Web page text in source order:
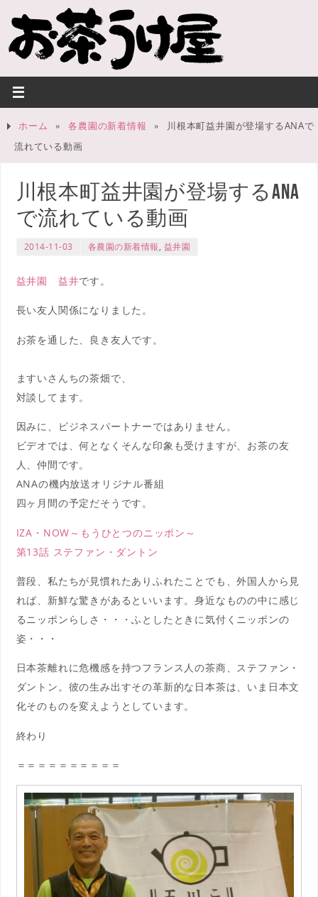
ホーム » 各農園の新着情報 »
川根本町益井園が登場するANAで
流れている動画
川根本町益井園が登場するANA
で流れている動画
2014-11-03 各農園の新着情報, 益井園
益井園 益井です。
長い友人関係になりました。
お茶を通した、良き友人です。
ますいさんちの茶畑で、
対談してます。
因みに、ビジネスパートナーではありません。
ビデオでは、何となくそんな印象も受けますが、お茶の友
人、仲間です。
ANAの機内放送オリジナル番組
四ヶ月間の予定だそうです。
IZA・NOW～もうひとつのニッポン～
第13話 ステファン・ダントン
普段、私たちが見慣れたありふれたことでも、外国人から見
れば、新鮮な驚きがあるといいます。身近なものの中に感じ
るニッポンらしさ・・・ふとしたときに気付くニッポンの
姿・・・
日本茶離れに危機感を持つフランス人の茶商、ステファン・
ダントン。彼の生み出すその革新的な日本茶は、いま日本文
化そのものを変えようとしています。
終わり
＝＝＝＝＝＝＝＝＝＝